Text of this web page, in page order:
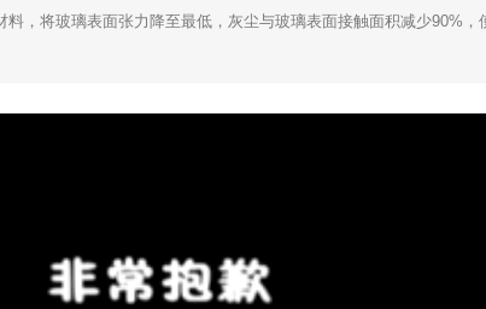
，将玻璃表面张力降至最低，灰尘与玻璃表面接触面积减少90%